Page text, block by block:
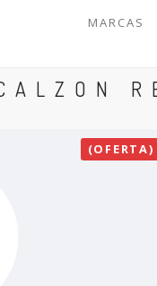
MARCAS
(OFERTA)